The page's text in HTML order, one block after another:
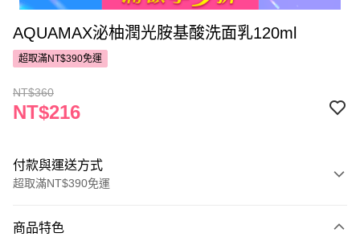
AQUAMAX泌柚潤光胺基酸洗面乳120ml
超取滿NT$390免運
NT$360
NT$216
付款與運送方式
超取滿NT$390免運
POYA支付
商品特色